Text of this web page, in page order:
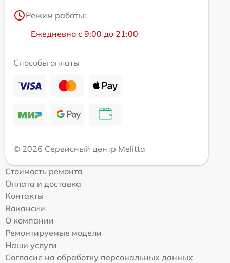
Режим работы:
Ежедневно с 9:00 до 21:00
Способы оплаты
© 2026 Сервисный центр Melitta
Стоимость ремонта
Оплата и доставка
Контакты
Вакансии
О компании
Ремонтируемые модели
Наши услуги
Согласие на обработку персональных данных